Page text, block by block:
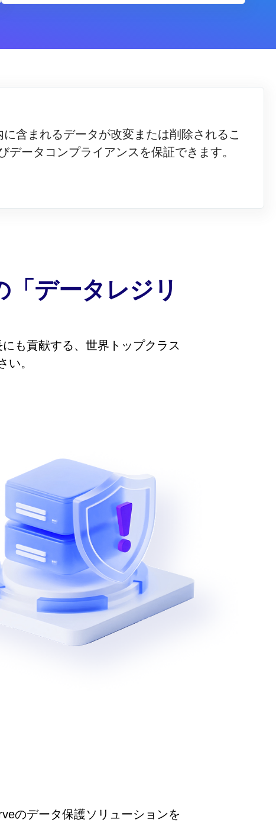
含まれるデータが改変または削除されるこ
ータコンプライアンスを保証できます。
データレジリ
も貢献する、世界トップクラス
い。
のデータ保護ソリューションを